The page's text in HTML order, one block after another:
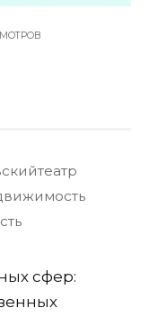
сфер: